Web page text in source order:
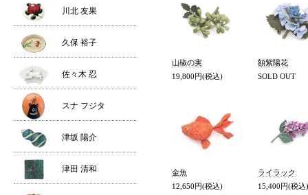
山椒の実
19,800円(税込)
額紫陽花
SOLD OUT
金魚
12,650円(税込)
ライラック
15,400円(税込)
川北 友果
久保 裕子
佐々木 忍
スナ フジタ
津坂 陽介
津田 清和